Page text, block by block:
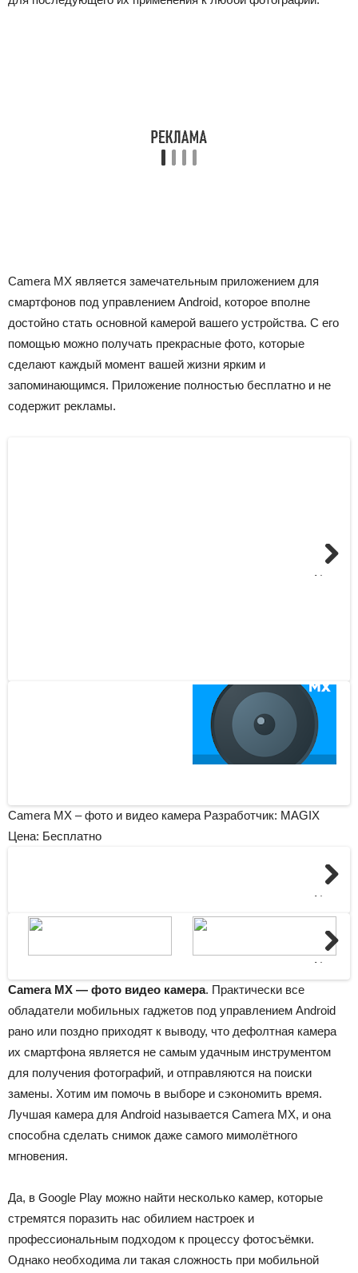
Camera MX является замечательным приложением для
смартфонов под управлением Android, которое вполне
достойно стать основной камерой вашего устройства. С его
помощью можно получать прекрасные фото, которые
сделают каждый момент вашей жизни ярким и
запоминающимся. Приложение полностью бесплатно и не
содержит рекламы.
Next
Camera MX – фото и видео камера Разработчик: MAGIX
Цена: Бесплатно
Next
Next
Camera MX — фото видео камера. Практически все
обладатели мобильных гаджетов под управлением Android
рано или поздно приходят к выводу, что дефолтная камера
их смартфона является не самым удачным инструментом
для получения фотографий, и отправляются на поиски
замены. Хотим им помочь в выборе и сэкономить время.
Лучшая камера для Android называется Camera MX, и она
способна сделать снимок даже самого мимолётного
мгновения.
Да, в Google Play можно найти несколько камер, которые
стремятся поразить нас обилием настроек и
профессиональным подходом к процессу фотосъёмки.
Однако необходима ли такая сложность при мобильной